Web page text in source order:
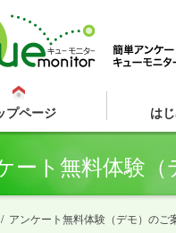
プページ は
ート無料体験
/ アンケート無料体験（デモ）のご